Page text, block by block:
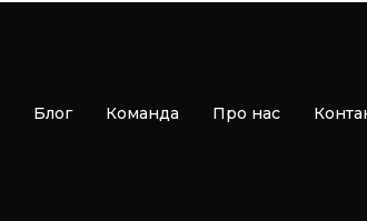
Блог Команда Про нас